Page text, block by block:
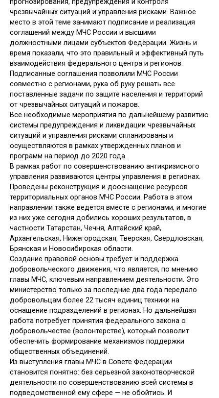
прогнозирования, предупреждения и контроля
чрезвычайных ситуаций и управления рисками. Важное
место в этой теме занимают подписание и реализация
соглашений между МЧС России и высшими
должностными лицами субъектов Федерации. Жизнь и
время показали, что это правильный и эффективный путь
взаимодействия федерального центра и регионов.
Подписанные соглашения позволили МЧС России
совместно с регионами, рука об руку решать все
поставленные задачи по защите населения и территорий
от чрезвычайных ситуаций и пожаров.
Все необходимые мероприятия по дальнейшему развитию
системы предупреждения и ликвидации чрезвычайных
ситуаций и управления рисками спланированы и
осуществляются в рамках утвержденных планов и
программ на период до 2020 года.
В рамках работ по совершенствованию антикризисного
управления развиваются центры управления в регионах.
Проведены реконструкция и дооснащение ресурсов
территориальных органов МЧС России. Работа в этом
направлении также ведется вместе с регионами, и многие
из них уже сегодня добились хороших результатов, в
частности Татарстан, Чечня, Алтайский край,
Архангельская, Нижегородская, Тверская, Свердловская,
Брянская и Новосибирская области.
Создание правовой основы требует и поддержка
добровольческого движения, что является, по мнению
главы МЧС, ключевым направлением деятельности. Это
министерство только за последние два года передало
добровольцам более 22 тысяч единиц техники на
оснащение подразделений в регионах. Но дальнейшая
работа потребует принятия федерального закона о
добровольчестве (волонтерстве), который позволит
обеспечить формирование механизмов поддержки
общественных объединений.
Из выступления главы МЧС в Совете Федерации
становится понятно: без серьезной законотворческой
деятельности по совершенствованию всей системы в
подведомственной ему сфере — не обойтись. И